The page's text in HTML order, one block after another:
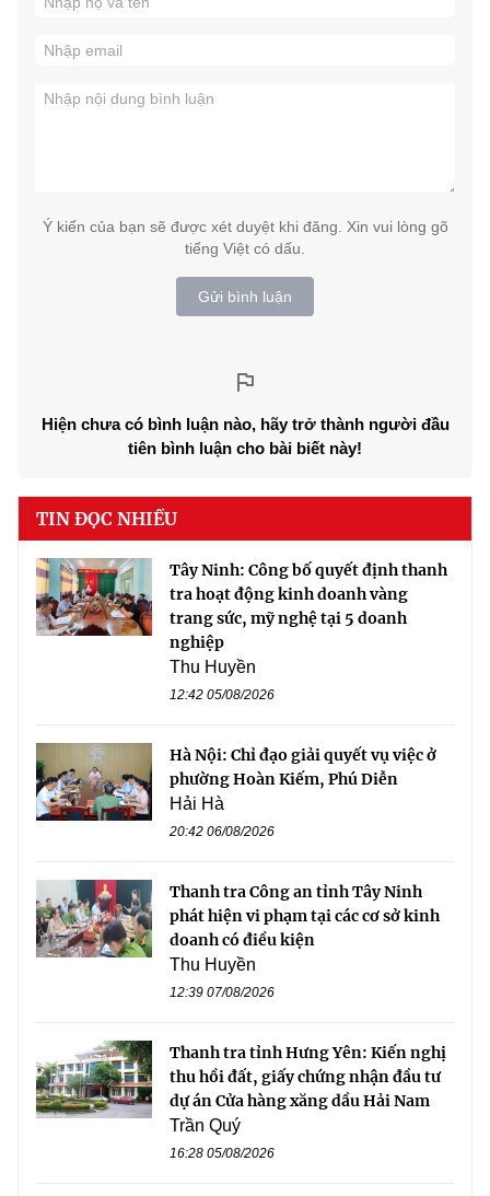
Ý kiến của bạn sẽ được xét duyệt khi đăng. Xin vui lòng gõ
tiếng Việt có dấu.
Gửi bình luận
Hiện chưa có bình luận nào, hãy trở thành người đầu
tiên bình luận cho bài biết này!
TIN ĐỌC NHIỀU
Tây Ninh: Công bố quyết định thanh
tra hoạt động kinh doanh vàng
trang sức, mỹ nghệ tại 5 doanh
nghiệp
Thu Huyền
12:42 05/08/2026
Hà Nội: Chỉ đạo giải quyết vụ việc ở
phường Hoàn Kiếm, Phú Diễn
Hải Hà
20:42 06/08/2026
Thanh tra Công an tỉnh Tây Ninh
phát hiện vi phạm tại các cơ sở kinh
doanh có điều kiện
Thu Huyền
12:39 07/08/2026
Thanh tra tỉnh Hưng Yên: Kiến nghị
thu hồi đất, giấy chứng nhận đầu tư
dự án Cửa hàng xăng dầu Hải Nam
Trần Quý
16:28 05/08/2026